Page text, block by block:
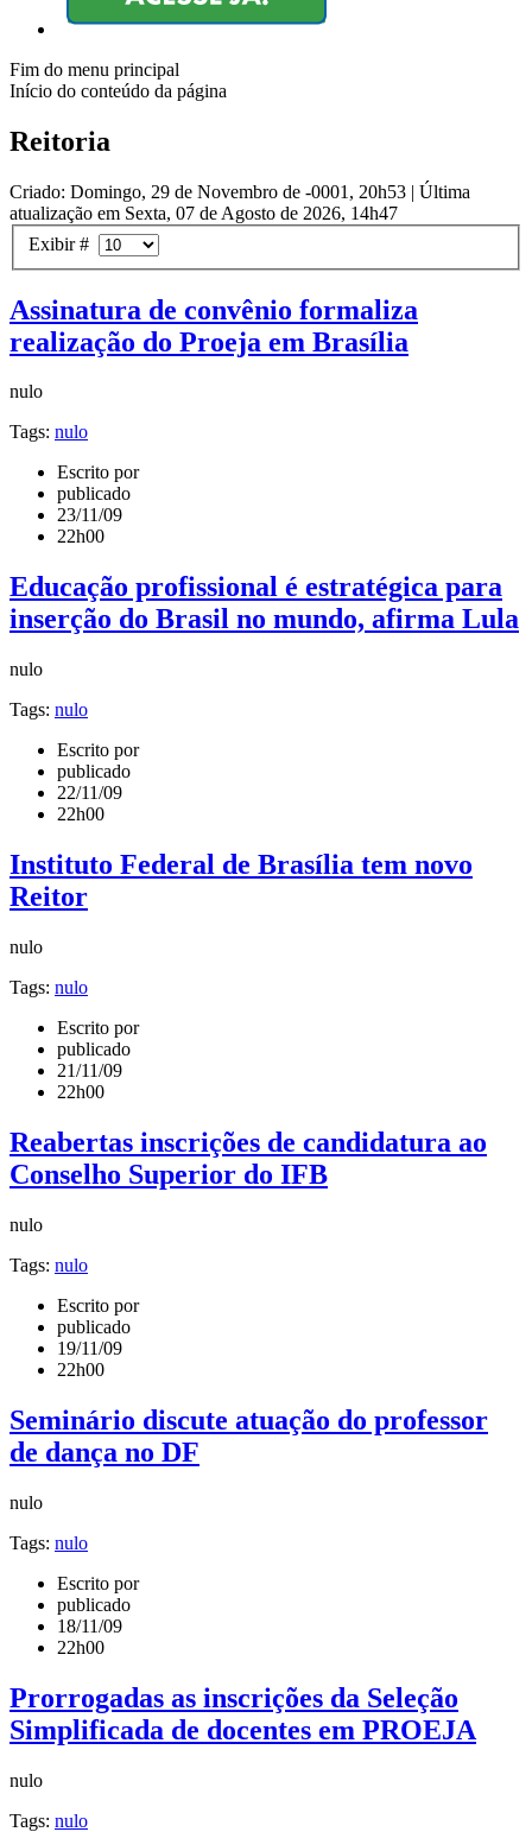
Fim do menu principal
Início do conteúdo da página
Reitoria
Criado: Domingo, 29 de Novembro de -0001, 20h53 | Última
atualização em Sexta, 07 de Agosto de 2026, 14h47
Exibir #
Assinatura de convênio formaliza
realização do Proeja em Brasília
nulo
Tags: nulo
Escrito por
publicado
23/11/09
22h00
Educação profissional é estratégica para
inserção do Brasil no mundo, afirma Lula
nulo
Tags: nulo
Escrito por
publicado
22/11/09
22h00
Instituto Federal de Brasília tem novo
Reitor
nulo
Tags: nulo
Escrito por
publicado
21/11/09
22h00
Reabertas inscrições de candidatura ao
Conselho Superior do IFB
nulo
Tags: nulo
Escrito por
publicado
19/11/09
22h00
Seminário discute atuação do professor
de dança no DF
nulo
Tags: nulo
Escrito por
publicado
18/11/09
22h00
Prorrogadas as inscrições da Seleção
Simplificada de docentes em PROEJA
nulo
Tags: nulo